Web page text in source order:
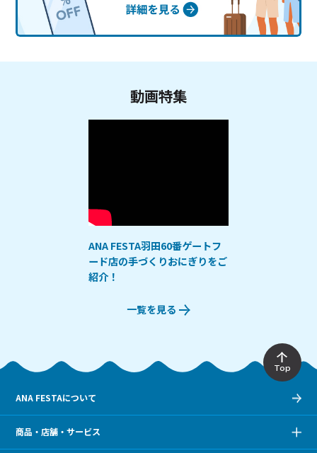
動画特集
ANA FESTA羽田60番ゲートフ
ード店の手づくりおにぎりをご
紹介！
一覧を見る
Top
ANA FESTAについて
商品・店舗・サービス